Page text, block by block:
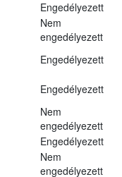
Engedélyezett
Nem
engedélyezett
Engedélyezett
Engedélyezett
Nem
engedélyezett
Engedélyezett
Nem
engedélyezett